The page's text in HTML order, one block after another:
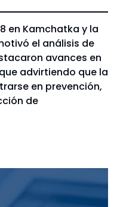
en Kamchatka y la
el análisis de
avances en
advirtiendo que la
en prevención,
de